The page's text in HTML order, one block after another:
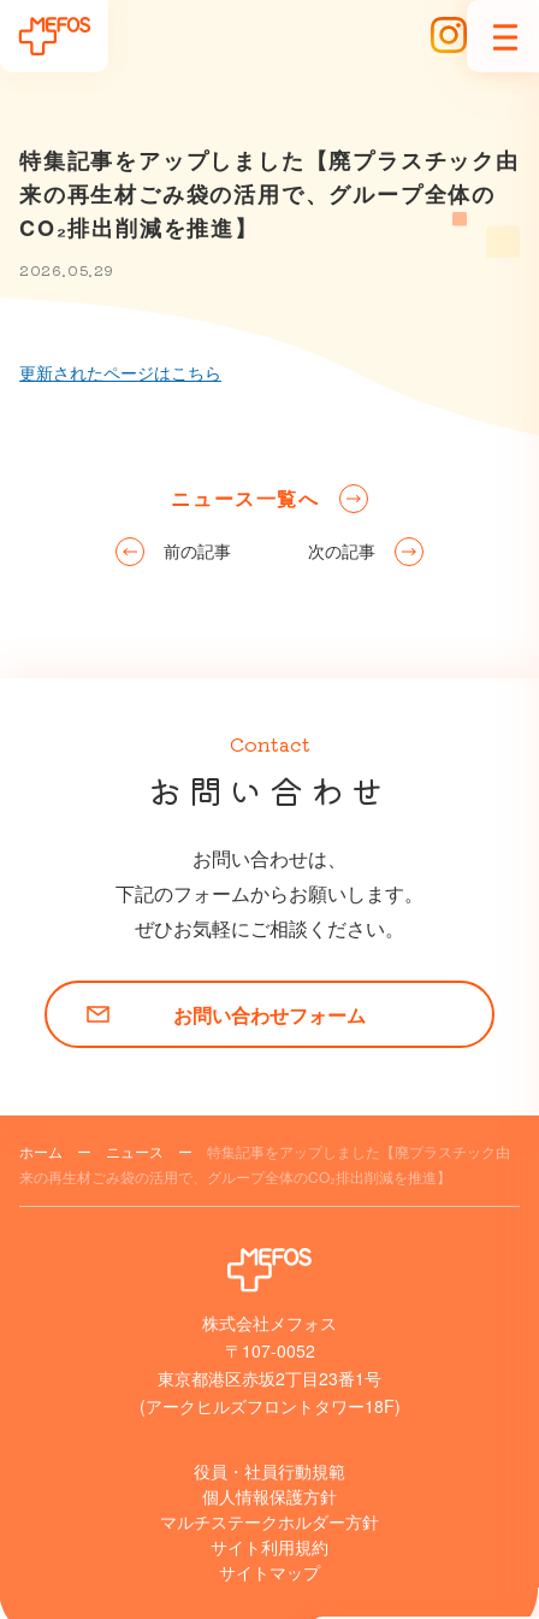
特集記事をアップしました【廃プラスチック由
来の再生材ごみ袋の活用で、グループ全体の
CO₂排出削減を推進】
2026.05.29
更新されたページはこちら
前の記事
ニュース一覧へ
次の記事
Contact
お問い合わせ
お問い合わせは、
下記のフォームからお願いします。
ぜひお気軽にご相談ください。
お問い合わせフォーム
ホーム ー ニュース ー 特集記事をアップしました【廃プラスチック由
来の再生材ごみ袋の活用で、グループ全体のCO₂排出削減を推進】
株式会社メフォス
〒107-0052
東京都港区赤坂2丁目23番1号
(アークヒルズフロントタワー18F)
役員・社員行動規範
個人情報保護方針
マルチステークホルダー方針
サイト利用規約
サイトマップ